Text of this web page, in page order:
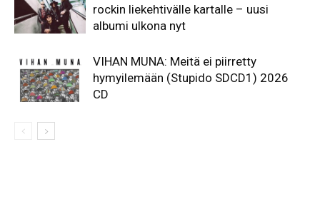
rockin liekehtivälle kartalle – uusi
albumi ulkona nyt
VIHAN MUNA: Meitä ei piirretty
hymyilemään (Stupido SDCD1) 2026
CD